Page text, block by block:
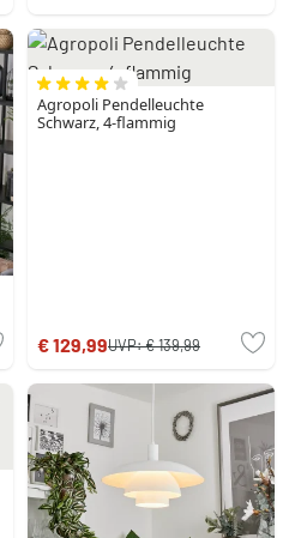
Agropoli Pendelleuchte
Schwarz, 4-flammig
€ 129,99UVP:€ 139,99